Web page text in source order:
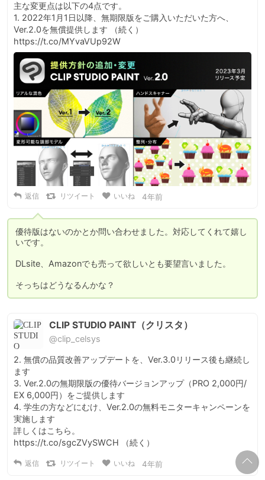
主な変更点は以下の4点です。
1. 2022年1月1日以降、無期限版をご購入いただいた方へ、
Ver.2.0を無償提供します （続く）
https://t.co/MYvaVUp92W
返信 リツイート いいね 4年前
優待版はないのかとか問い合わせました。対応してくれて嬉し
いです。
DLsite、Amazonでも売って欲しいとも要望言いました。
そっちはどうなるんかな？
CLIP STUDIO PAINT（クリスタ）
@clip_celsys
2. 無償の品質改善アップデートを、Ver.3.0リリース後も継続し
ます
3. Ver.2.0の無期限版の優待バージョンアップ（PRO 2,000円/
EX 6,000円）をご提供します
4. 学生の方などにむけ、Ver.2.0の無料モニターキャンペーンを
実施します
詳しくはこちら。
https://t.co/sgcZVySWCH （続く）
返信 リツイート いいね 4年前